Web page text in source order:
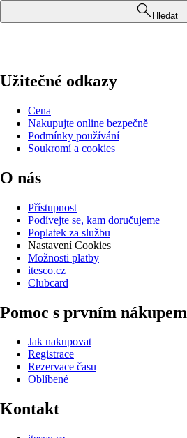
Hledat
Užitečné odkazy
Cena
Nakupujte online bezpečně
Podmínky používání
Soukromí a cookies
O nás
Přístupnost
Podívejte se, kam doručujeme
Poplatek za službu
Nastavení Cookies
Možnosti platby
itesco.cz
Clubcard
Pomoc s prvním nákupem
Jak nakupovat
Registrace
Rezervace času
Oblíbené
Kontakt